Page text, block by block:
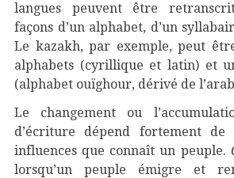
langues peuvent être
façons d’un alphabet, d’un
Le kazakh, par exemple, peut
alphabets (cyrillique et latin) et
(alphabet ouïghour, dérivé de
Le changement ou
d’écriture dépend fortement de
influences que connaît un peuple.
lorsqu’un peuple émigre et